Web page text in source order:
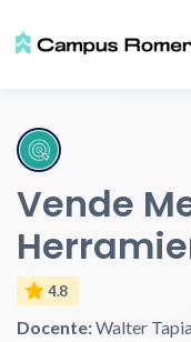
Vende
4.8
Docente:Walter